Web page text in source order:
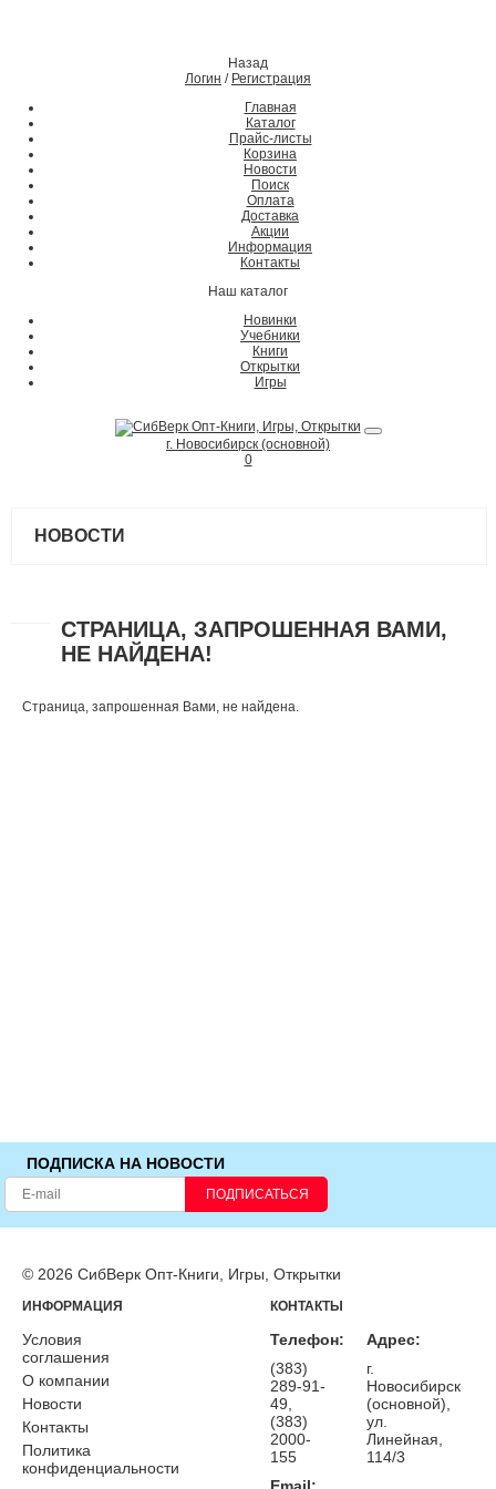
Назад
Логин / Регистрация
Главная
Каталог
Прайс-листы
Корзина
Новости
Поиск
Оплата
Доставка
Акции
Информация
Контакты
Наш каталог
Новинки
Учебники
Книги
Открытки
Игры
г. Новосибирск (основной)
0
НОВОСТИ
СТРАНИЦА, ЗАПРОШЕННАЯ ВАМИ,
НЕ НАЙДЕНА!
Страница, запрошенная Вами, не найдена.
ПОДПИСКА НА НОВОСТИ
ПОДПИСАТЬСЯ
© 2026 СибВерк Опт-Книги, Игры, Открытки
ИНФОРМАЦИЯ
Условия
соглашения
О компании
Новости
Контакты
Политика
конфиденциальности
КОНТАКТЫ
Телефон:
(383)
289-91-
49,
(383)
2000-
155
Адрес:
г.
Новосибирск
(основной),
ул.
Линейная,
114/3